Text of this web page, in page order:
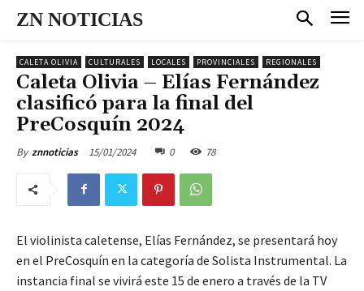
ZN NOTICIAS
CALETA OLIVIA CULTURALES LOCALES PROVINCIALES REGIONALES
Caleta Olivia – Elías Fernández
clasificó para la final del
PreCosquín 2024
By znnoticias 15/01/2024 0 78
El violinista caletense, Elías Fernández, se presentará hoy
en el PreCosquín en la categoría de Solista Instrumental. La
instancia final se vivirá este 15 de enero a través de la TV